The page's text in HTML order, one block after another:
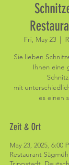
Fri, May 23
  |
Sie lieben
Ihnen eine
mit
es einen
Zeit & Ort
May 23, 2025, 6:00
Restaurant